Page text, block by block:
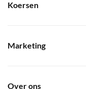
Koersen
Marketing
Over ons